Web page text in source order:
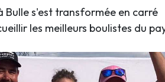
Bulle s'est transformée en carré
les meilleurs boulistes du